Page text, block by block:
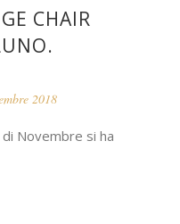
CHAIR
2018
Novembre si ha